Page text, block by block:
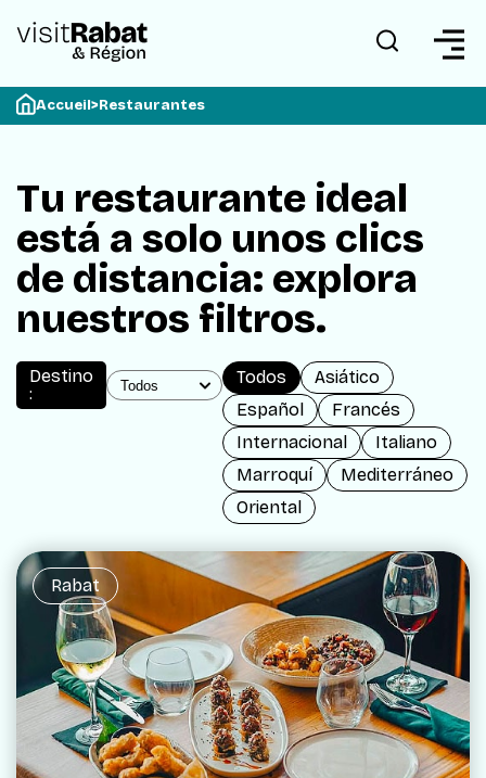
Accueil>Restaurantes
Tu restaurante ideal
está a solo unos clics
de distancia: explora
nuestros filtros.
Destino
:
Todos
Asiático
Español
Francés
Internacional
Italiano
Marroquí
Mediterráneo
Oriental
Rabat